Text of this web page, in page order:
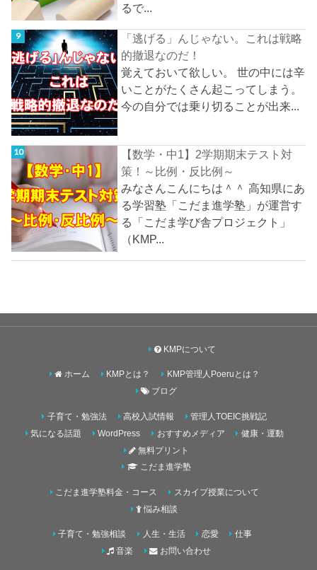
るで...
「逃げる」んじゃない。これは戦略
的撤退なのだ！
覚えておいて欲しい。 世の中には辛
いことがたくさん起こってしまう。
今の自分では乗り切ることが出来...
【数学・中1】2学期期末テスト対
策！～比例・反比例～
みなさんこんにちは＾＾ 高知県にあ
る学習塾「こだま進学塾」が運営す
る「こだま学び舎プロジェクト」
（KMP...
ホーム
KMPについて
KMPとは？
KMP管理人Poeruとは？
ブログ
子育て・勉強法 高校入試情報
管理人TOEIC挑戦記
気になる話題
WordPress おすすめメディア
健康・運動
無料プリント
こだま進学塾
こだま進学塾料金・コース
スカイプ授業について
悩み相談
子育て・勉強相談 人生・生活 恋愛
仕事
音楽
お問い合わせ